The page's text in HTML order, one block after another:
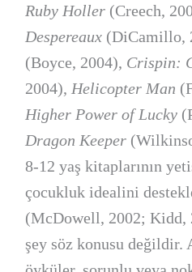
Ruby Holler(Creech,
Despereaux(DiCamillo,
(Boyce, 2004), Crispin:
2004), Helicopter Man
Higher Power of Lucky
Dragon Keeper
8-12 yaş kitaplarının
çocukluk idealini
(McDowell, 2002; Kidd,
şey söz konusu